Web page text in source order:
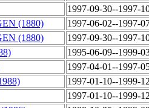
1997-09-30--1997-
(1880)
1997-06-02--1997-
(1880)
1997-09-30--1997-
1995-06-09--1999-
1997-04-01--1997-
1997-01-10--1999-
1997-01-10--1999-